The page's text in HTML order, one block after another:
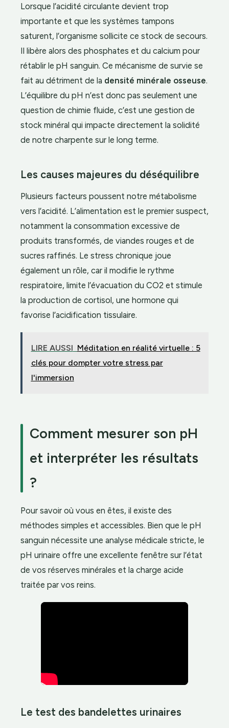
Lorsque l’acidité circulante devient trop
importante et que les systèmes tampons
saturent, l’organisme sollicite ce stock de secours.
Il libère alors des phosphates et du calcium pour
rétablir le pH sanguin. Ce mécanisme de survie se
fait au détriment de la densité minérale osseuse.
L’équilibre du pH n’est donc pas seulement une
question de chimie fluide, c’est une gestion de
stock minéral qui impacte directement la solidité
de notre charpente sur le long terme.
Les causes majeures du déséquilibre
Plusieurs facteurs poussent notre métabolisme
vers l’acidité. L’alimentation est le premier suspect,
notamment la consommation excessive de
produits transformés, de viandes rouges et de
sucres raffinés. Le stress chronique joue
également un rôle, car il modifie le rythme
respiratoire, limite l’évacuation du CO2 et stimule
la production de cortisol, une hormone qui
favorise l’acidification tissulaire.
LIRE AUSSI Méditation en réalité virtuelle : 5
clés pour dompter votre stress par
l'immersion
Comment mesurer son pH
et interpréter les résultats
?
Pour savoir où vous en êtes, il existe des
méthodes simples et accessibles. Bien que le pH
sanguin nécessite une analyse médicale stricte, le
pH urinaire offre une excellente fenêtre sur l’état
de vos réserves minérales et la charge acide
traitée par vos reins.
Le test des bandelettes urinaires